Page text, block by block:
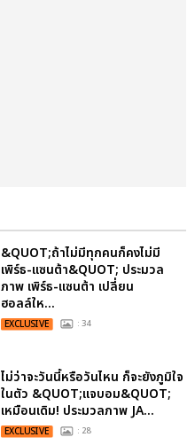
&QUOT;ถ้าไม่มีทุกคนก็คงไม่มี
เพิร์ธ-แซนต้า&QUOT; ประมวล
ภาพ เพิร์ธ-แซนต้า เปลี่ยน
ฮอลล์ให...
EXCLUSIVE : 34
ไม่ว่าจะวันนี้หรือวันไหน ก็จะยังภูมิใจ
ในตัว &QUOT;แจบอม&QUOT;
เหมือนเดิม! ประมวลภาพ JA...
EXCLUSIVE : 28